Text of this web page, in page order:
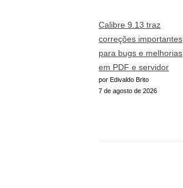
Calibre 9.13 traz
correções importantes
para bugs e melhorias
em PDF e servidor
por Edivaldo Brito
7 de agosto de 2026